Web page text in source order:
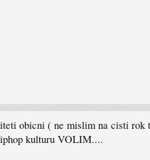
obicni ( ne mislim na cisti
kulturu VOLIM....